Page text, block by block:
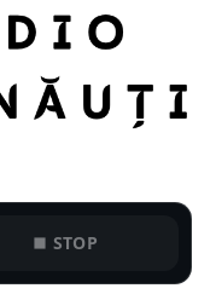
STOP